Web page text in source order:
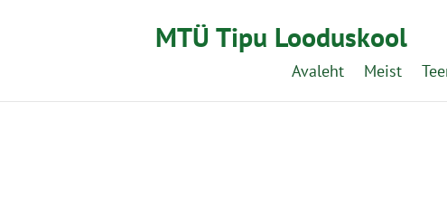
MTÜ Tipu Looduskool
Avaleht Meist